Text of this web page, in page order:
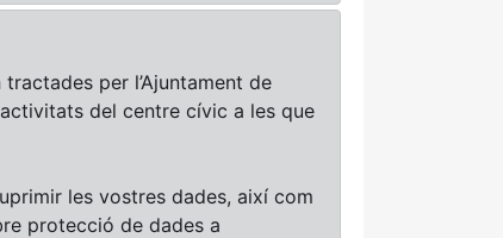
per l’Ajuntament de
del centre cívic a les que
les vostres dades, així com
protecció de dades a